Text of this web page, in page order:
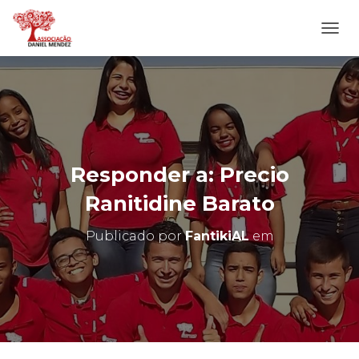
L
T
E
R
N
A
N
A
E
G
O
Responder a: Precio
Ranitidine Barato
Publicado porFantikiALem